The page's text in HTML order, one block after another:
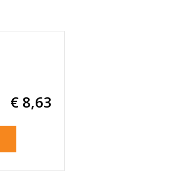
€ 8,63